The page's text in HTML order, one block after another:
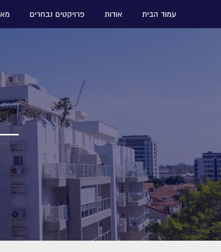
עמוד הבית אודות פרויקטים נבחרים